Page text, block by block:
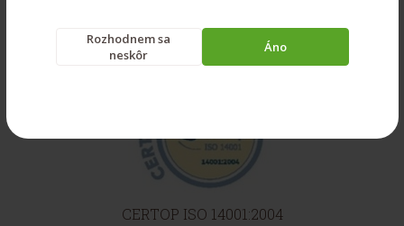
Rozhodnem sa
neskôr
Áno
CERTOP ISO 14001:2004